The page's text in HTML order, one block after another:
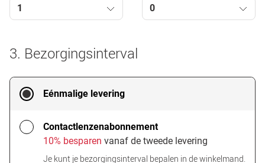
1 0
3. Bezorgingsinterval
Eénmalige levering
Contactlenzenabonnement
10% besparen vanaf de tweede levering
Je kunt je bezorgingsinterval bepalen in de winkelmand.